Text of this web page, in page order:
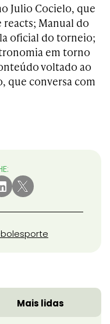
Julio Cocielo, que
reacts; Manual do
oficial do torneio;
em torno
voltado ao
que conversa com
esporte
Mais lidas